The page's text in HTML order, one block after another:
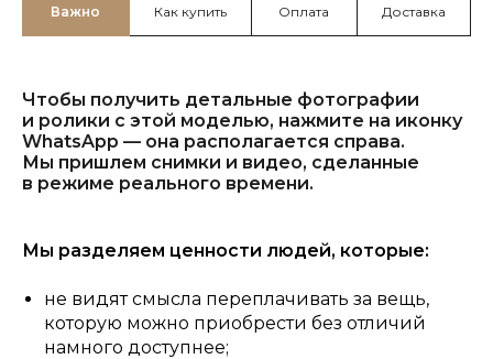
Важно Как купить Оплата Доставка
Чтобы получить детальные фотографии
и ролики с этой моделью, нажмите на иконку
WhatsApp — она располагается справа.
Мы пришлем снимки и видео, сделанные
в режиме реального времени.
Мы разделяем ценности людей, которые:
не видят смысла переплачивать за вещь,
которую можно приобрести без отличий
намного доступнее;